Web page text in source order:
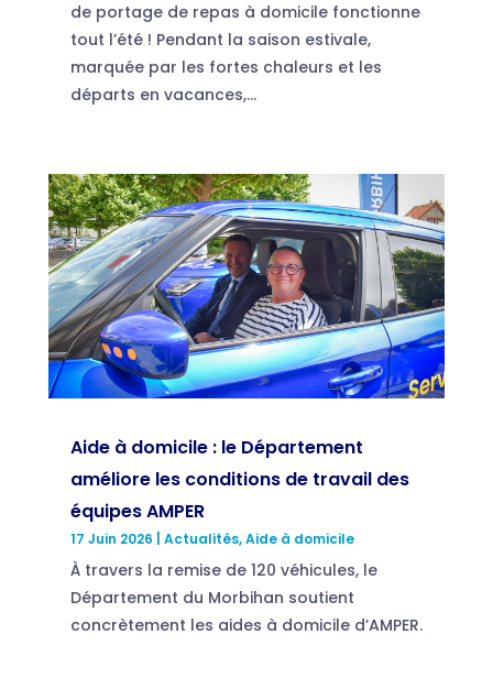
de portage de repas à domicile fonctionne
tout l’été ! Pendant la saison estivale,
marquée par les fortes chaleurs et les
départs en vacances,...
Aide à domicile : le Département
améliore les conditions de travail des
équipes AMPER
17 Juin 2026 Actualités,Aide à domicile
À travers la remise de 120 véhicules, le
Département du Morbihan soutient
concrètement les aides à domicile d’AMPER.